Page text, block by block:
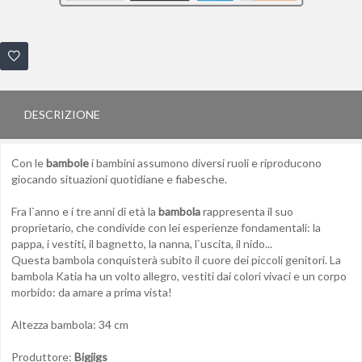
DESCRIZIONE
Con lebambolei bambini assumono diversi ruoli e riproducono
giocando situazioni quotidiane e fiabesche.
Fra l`anno e i tre anni di età labambolarappresenta il suo
proprietario, che condivide con lei esperienze fondamentali: la
pappa, i vestiti, il bagnetto, la nanna, l`uscita, il nido...
Questa bambola conquisterà subito il cuore dei piccoli genitori. La
bambola Katia ha un volto allegro, vestiti dai colori vivaci e un corpo
morbido: da amare a prima vista!
Altezza bambola: 34 cm
Produttore:Bigjigs